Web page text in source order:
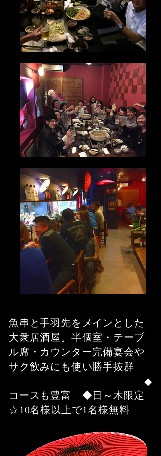
魚串と手羽先をメインとした
大衆居酒屋。半個室・テーブ
ル席・カウンター完備宴会や
サク飲みにも使い勝手抜群
◆
コースも豊富 ◆日～木限定
☆10名様以上で1名様無料